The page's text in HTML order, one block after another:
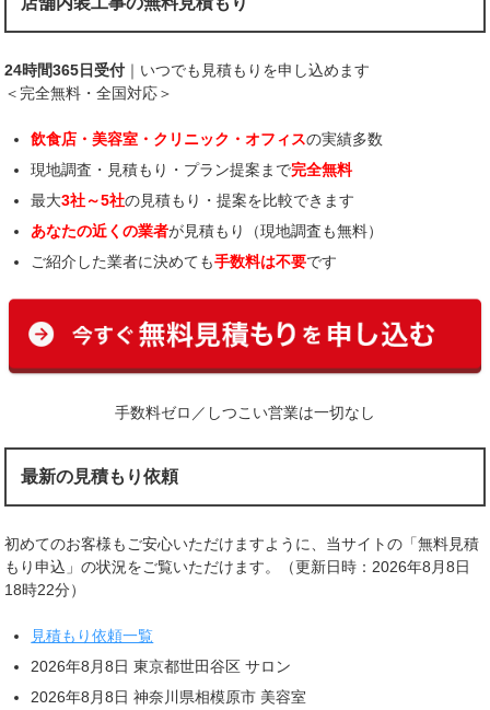
24時間365日受付 ｜いつでも見積もりを申し込めます
＜完全無料・全国対応＞
飲食店・美容室・クリニック・オフィスの実績多数
現地調査・見積もり・プラン提案まで完全無料
最大3社～5社の見積もり・提案を比較できます
あなたの近くの業者が見積もり（現地調査も無料）
ご紹介した業者に決めても手数料は不要です
手数料ゼロ／しつこい営業は一切なし
最新の見積もり依頼
初めてのお客様もご安心いただけますように、当サイトの「無料見積
もり申込」の状況をご覧いただけます。（更新日時：2026年8月8日
18時22分）
見積もり依頼一覧
2026年8月8日 東京都世田谷区 サロン
2026年8月8日 神奈川県相模原市 美容室